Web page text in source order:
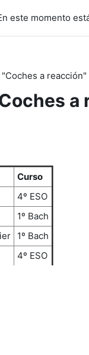
de búsqueda de
este momento
a reacción"
a
Curso
4º ESO
1º Bach
1º Bach
4º ESO